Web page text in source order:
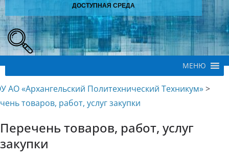
ДОСТУПНАЯ СРЕДА
МЕНЮ
АО «Архангельский Политехнический Техникум»>
товаров, работ, услуг закупки
Перечень товаров, работ, услуг
закупки